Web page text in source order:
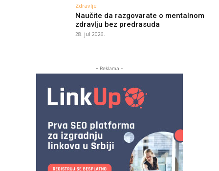
Zdravlje
Naučite da razgovarate o mentalnom
zdravlju bez predrasuda
28. jul 2026.
- Reklama -